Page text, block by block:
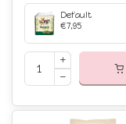
Default
€7,95